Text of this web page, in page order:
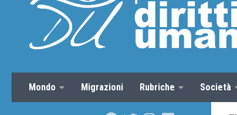
Mondo Migrazioni Rubriche Società